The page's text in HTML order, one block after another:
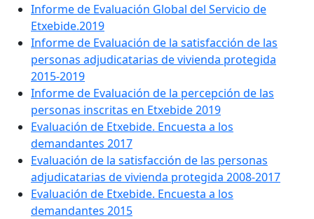
Informe de Evaluación Global del Servicio de
Etxebide.2019
Informe de Evaluación de la satisfacción de las
personas adjudicatarias de vivienda protegida
2015-2019
Informe de Evaluación de la percepción de las
personas inscritas en Etxebide 2019
Evaluación de Etxebide. Encuesta a los
demandantes 2017
Evaluación de la satisfacción de las personas
adjudicatarias de vivienda protegida 2008-2017
Evaluación de Etxebide. Encuesta a los
demandantes 2015